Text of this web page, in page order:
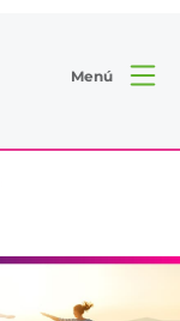
Menú